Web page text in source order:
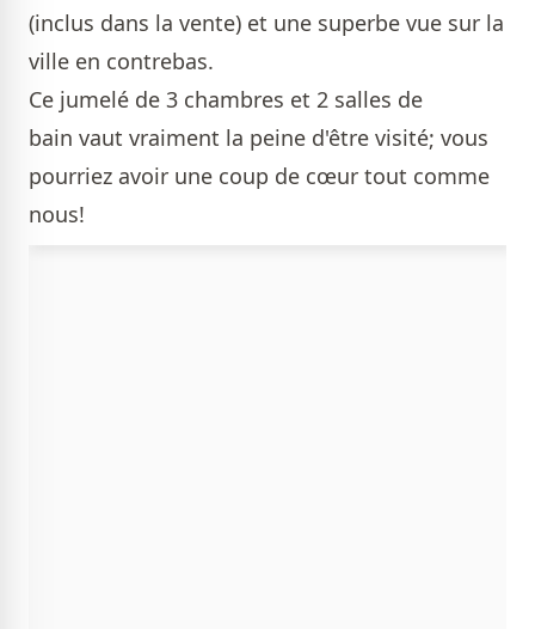
(inclus dans la vente) et une superbe vue sur la
ville en contrebas.
Ce jumelé de 3 chambres et 2 salles de
bain vaut vraiment la peine d'être visité; vous
pourriez avoir une coup de cœur tout comme
nous!